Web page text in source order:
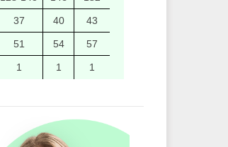
37 40
43
51 54
57
1 1 1